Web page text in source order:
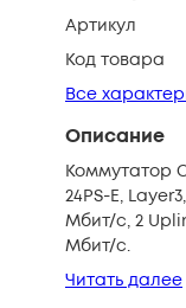
Артикул
Код товара
Все
Описание
Коммутатор
24PS-E,
Мбит/с, 2
Мбит/с.
Читать далее